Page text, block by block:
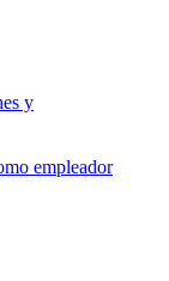
y
empleador